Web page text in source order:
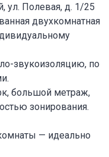
ул. Полевая, д. 1/25
двухкомнатная
звукоизоляцию, по
большой метраж,
зонирования.
— идеально